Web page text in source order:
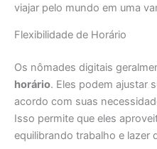
viajar pelo mundo em uma
Flexibilidade de Horário
Os nômades digitais
horário. Eles podem ajustar
acordo com suas
Isso permite que eles
equilibrando trabalho e lazer